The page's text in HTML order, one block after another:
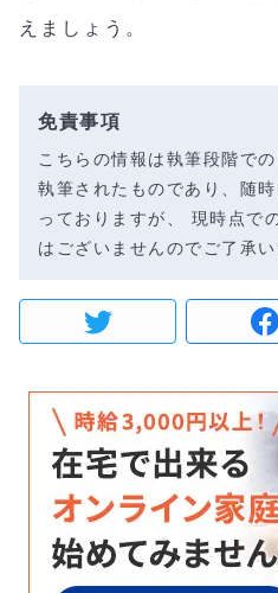
えましょう。
免責事項
こちらの情報は執筆段階で
執筆されたものであり、随
っておりますが、 現時点で
はございませんのでご了承